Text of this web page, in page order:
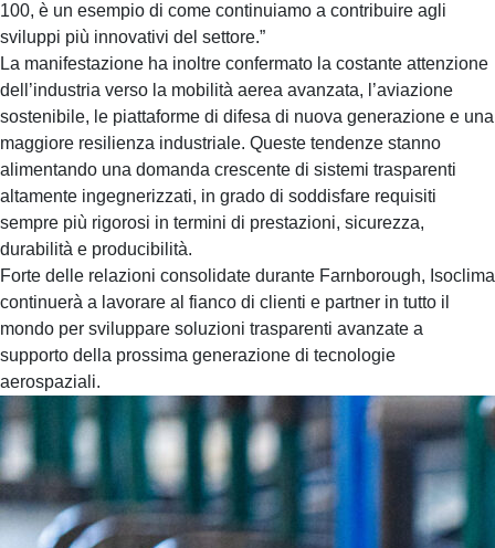
100, è un esempio di come continuiamo a contribuire agli
sviluppi più innovativi del settore.”
La manifestazione ha inoltre confermato la costante attenzione
dell’industria verso la mobilità aerea avanzata, l’aviazione
sostenibile, le piattaforme di difesa di nuova generazione e una
maggiore resilienza industriale. Queste tendenze stanno
alimentando una domanda crescente di sistemi trasparenti
altamente ingegnerizzati, in grado di soddisfare requisiti
sempre più rigorosi in termini di prestazioni, sicurezza,
durabilità e producibilità.
Forte delle relazioni consolidate durante Farnborough, Isoclima
continuerà a lavorare al fianco di clienti e partner in tutto il
mondo per sviluppare soluzioni trasparenti avanzate a
supporto della prossima generazione di tecnologie
aerospaziali.